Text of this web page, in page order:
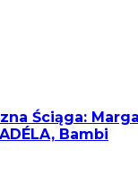
Ściąga:
Bambi